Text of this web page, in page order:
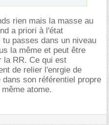
rien mais la masse au
a priori à l'état
passes dans un niveau
la même et peut être
la RR. Ce qui est
de relier l'enrgie de
son référentiel propre
atome.